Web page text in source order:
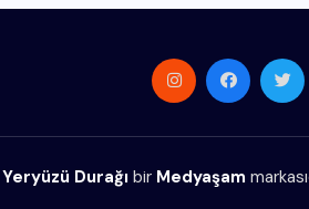
Yeryüzü Durağı bir Medyaşam